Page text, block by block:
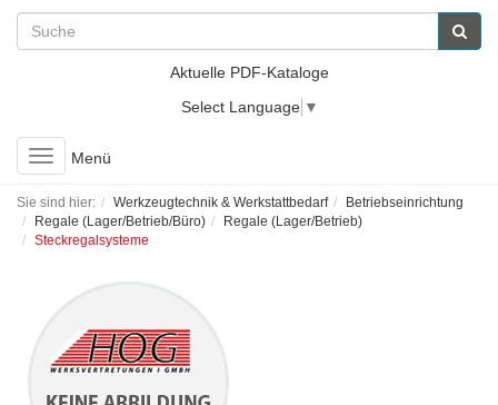
Aktuelle PDF-Kataloge
Select Language ▼
Toggle
navigation
Menü
Sie sind hier: Werkzeugtechnik & Werkstattbedarf
Betriebseinrichtung
Regale (Lager/Betrieb/Büro)
Regale (Lager/Betrieb)
Steckregalsysteme